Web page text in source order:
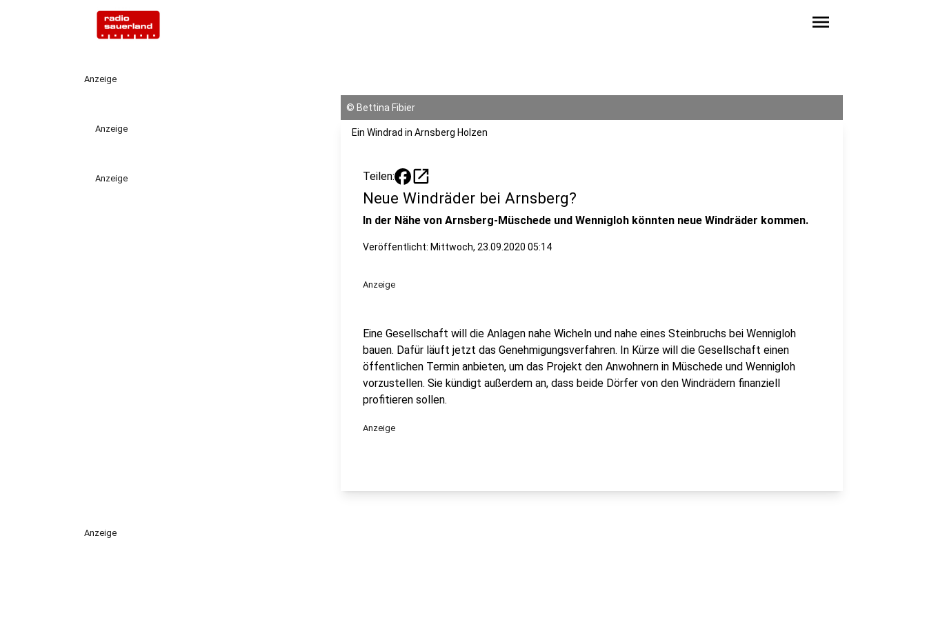
menu
Anzeige
Anzeige
Anzeige
© Bettina Fibier
Ein Windrad in Arnsberg Holzen
Teilen: open_in_new
Neue Windräder bei Arnsberg?
In der Nähe von Arnsberg-Müschede und Wennigloh könnten neue Windräder kommen.
Veröffentlicht: Mittwoch, 23.09.2020 05:14
Anzeige
Eine Gesellschaft will die Anlagen nahe Wicheln und nahe eines Steinbruchs bei Wennigloh
bauen. Dafür läuft jetzt das Genehmigungsverfahren. In Kürze will die Gesellschaft einen
öffentlichen Termin anbieten, um das Projekt den Anwohnern in Müschede und Wennigloh
vorzustellen. Sie kündigt außerdem an, dass beide Dörfer von den Windrädern finanziell
profitieren sollen.
Anzeige
Anzeige